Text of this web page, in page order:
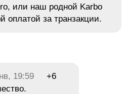
или наш родной Karbo
оплатой за транзакции.
19:59
+6